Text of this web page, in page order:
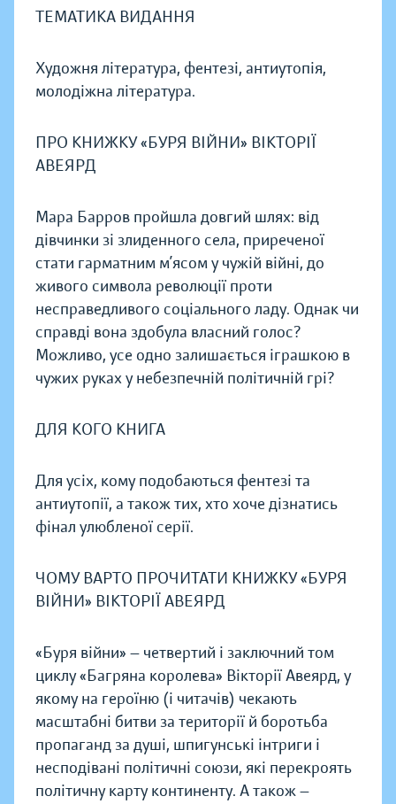
ТЕМАТИКА ВИДАННЯ
Художня література, фентезі, антиутопія,
молодіжна література.
ПРО КНИЖКУ «БУРЯ ВІЙНИ» ВІКТОРІЇ
АВЕЯРД
Мара Барров пройшла довгий шлях: від
дівчинки зі злиденного села, приреченої
стати гарматним м’ясом у чужій війні, до
живого символа революції проти
несправедливого соціального ладу. Однак чи
справді вона здобула власний голос?
Можливо, усе одно залишається іграшкою в
чужих руках у небезпечній політичній грі?
ДЛЯ КОГО КНИГА
Для усіх, кому подобаються фентезі та
антиутопії, а також тих, хто хоче дізнатись
фінал улюбленої серії.
ЧОМУ ВАРТО ПРОЧИТАТИ КНИЖКУ «БУРЯ
ВІЙНИ» ВІКТОРІЇ АВЕЯРД
«Буря війни» — четвертий і заключний том
циклу «Багряна королева» Вікторії Авеярд, у
якому на героїню (і читачів) чекають
масштабні битви за території й боротьба
пропаганд за душі, шпигунські інтриги і
несподівані політичні союзи, які перекроять
політичну карту континенту. А також —